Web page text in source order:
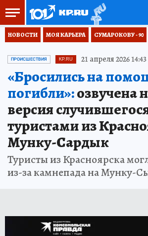
НОВОСТИ МОЯ КАРЬЕРА СУМАРОКОВУ - 90
ПРОИСШЕСТВИЯ KP.RU 21 апреля 2026 14:43
«Бросились на
погибли»:озвучена
версия
туристами из
Мунку-Сардык
Туристы из Красноярска
из-за камнепада на Мунку-